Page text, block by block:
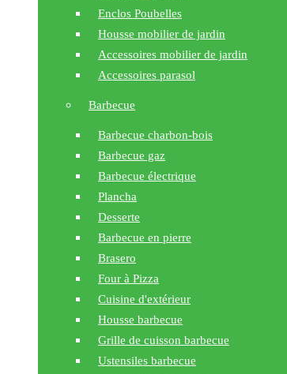
Enclos Poubelles
Housse mobilier de jardin
Accessoires mobilier de jardin
Accessoires parasol
Barbecue
Barbecue charbon-bois
Barbecue gaz
Barbecue électrique
Plancha
Desserte
Barbecue en pierre
Brasero
Four à Pizza
Cuisine d'extérieur
Housse barbecue
Grille de cuisson barbecue
Ustensiles barbecue